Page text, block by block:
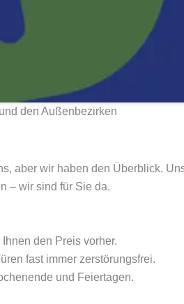
den Außenbezirken
aber wir haben den Überblick.
– wir sind für Sie da.
den Preis vorher.
fast immer zerstörungsfrei.
und Feiertagen.